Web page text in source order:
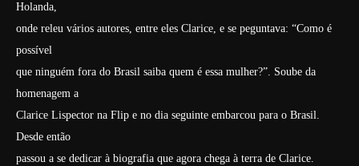
Holanda,
onde releu vários autores, entre eles Clarice, e se peguntava: “Como é
possível
que ninguém fora do Brasil saiba quem é essa mulher?”. Soube da
homenagem a
Clarice Lispector na Flip e no dia seguinte embarcou para o Brasil.
Desde então
passou a se dedicar à biografia que agora chega à terra de Clarice.